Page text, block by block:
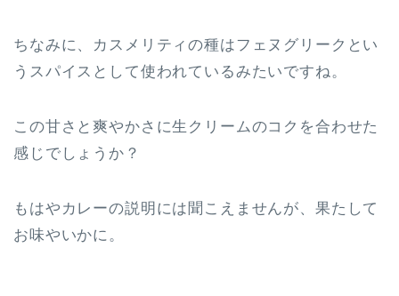
ちなみに、カスメリティの種はフェヌグリークとい
うスパイスとして使われているみたいですね。
この甘さと爽やかさに生クリームのコクを合わせた
感じでしょうか？
もはやカレーの説明には聞こえませんが、果たして
お味やいかに。